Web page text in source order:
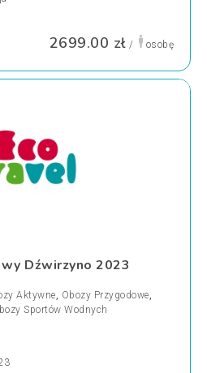
2699.00 zł / osobę
Dźwirzyno 2023
Aktywne, Obozy Przygodowe,
Sportów Wodnych